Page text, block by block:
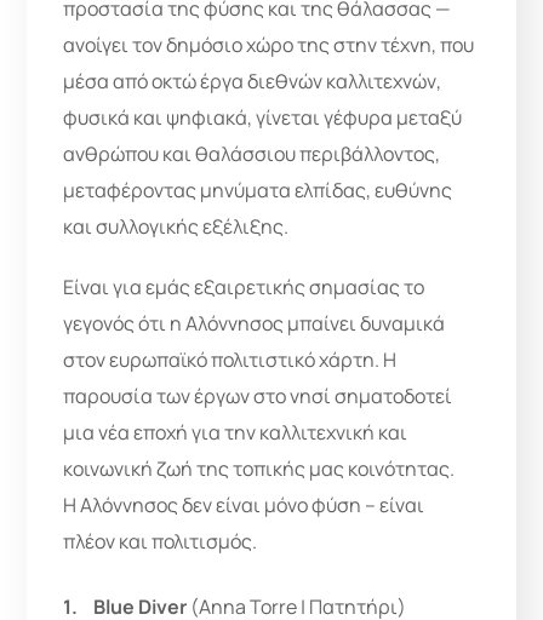
προστασία της φύσης και της θάλασσας —
ανοίγει τον δημόσιο χώρο της στην τέχνη, που
μέσα από οκτώ έργα διεθνών καλλιτεχνών,
φυσικά και ψηφιακά, γίνεται γέφυρα μεταξύ
ανθρώπου και θαλάσσιου περιβάλλοντος,
μεταφέροντας μηνύματα ελπίδας, ευθύνης
και συλλογικής εξέλιξης.
Είναι για εμάς εξαιρετικής σημασίας το
γεγονός ότι η Αλόννησος μπαίνει δυναμικά
στον ευρωπαϊκό πολιτιστικό χάρτη. Η
παρουσία των έργων στο νησί σηματοδοτεί
μια νέα εποχή για την καλλιτεχνική και
κοινωνική ζωή της τοπικής μας κοινότητας.
Η Αλόννησος δεν είναι μόνο φύση – είναι
πλέον και πολιτισμός.
Blue Diver (Anna Torre | Πατητήρι)